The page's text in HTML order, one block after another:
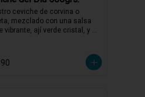
personas comen de este
neto corresponde al
incluidos.
ceviche de corvina o
mezclado con una salsa
vibrante, ají verde cristal, y un
de locos con limón,
de chardonnay y un